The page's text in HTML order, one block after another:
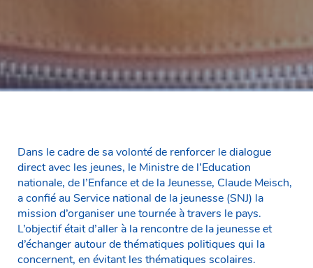
Dans le cadre de sa volonté de renforcer le dialogue
direct avec les jeunes, le Ministre de l’Education
nationale, de l’Enfance et de la Jeunesse, Claude Meisch,
a confié au Service national de la jeunesse (SNJ) la
mission d’organiser une tournée à travers le pays.
L’objectif était d’aller à la rencontre de la jeunesse et
d’échanger autour de thématiques politiques qui la
concernent, en évitant les thématiques scolaires.